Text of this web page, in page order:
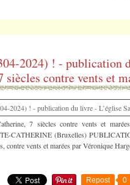
2024) ! - publication
siècles contre vents et
7 siècles contre vents et
CATHERINE (Bruxelles)
contre vents et marées par Véronique
Repost 0